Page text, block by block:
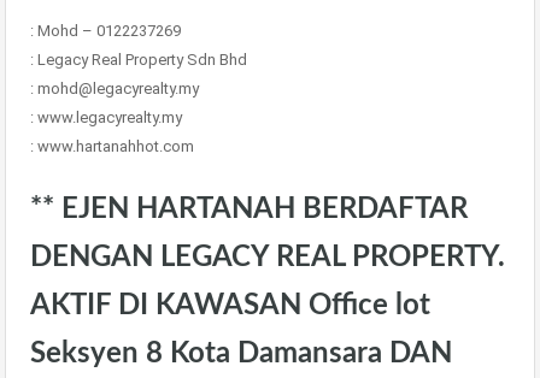
: Mohd – 0122237269
: Legacy Real Property Sdn Bhd
: mohd@legacyrealty.my
: www.legacyrealty.my
: www.hartanahhot.com
** EJEN HARTANAH BERDAFTAR
DENGAN LEGACY REAL PROPERTY.
AKTIF DI KAWASAN Office lot
Seksyen 8 Kota Damansara DAN